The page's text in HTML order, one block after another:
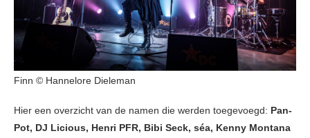
Finn © Hannelore Dieleman
Hier een overzicht van de namen die werden toegevoegd: Pan-
Pot, DJ Licious, Henri PFR, Bibi Seck, séa, Kenny Montana